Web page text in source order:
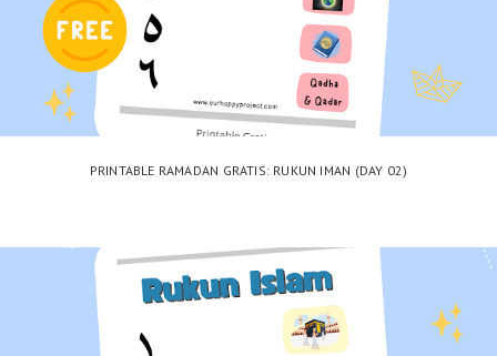
PRINTABLE RAMADAN GRATIS: RUKUN IMAN (DAY 02)